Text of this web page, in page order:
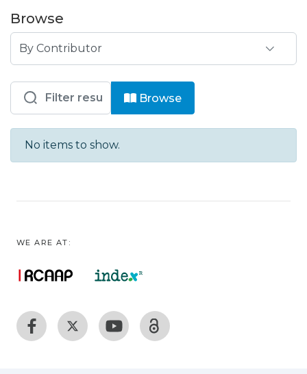
Browse
Browsing ELCOS - 12º Fórum
Browse
No items to show.
WE ARE AT: